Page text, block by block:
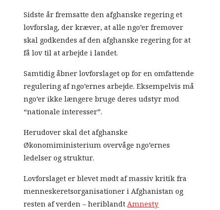
Sidste år fremsatte den afghanske regering et
lovforslag, der kræver, at alle ngo’er fremover
skal godkendes af den afghanske regering for at
få lov til at arbejde i landet.
Samtidig åbner lovforslaget op for en omfattende
regulering af ngo’ernes arbejde. Eksempelvis må
ngo’er ikke længere bruge deres udstyr mod
“nationale interesser”.
Herudover skal det afghanske
Økonomiministerium overvåge ngo’ernes
ledelser og struktur.
Lovforslaget er blevet mødt af massiv kritik fra
menneskeretsorganisationer i Afghanistan og
resten af verden – heriblandtAmnesty